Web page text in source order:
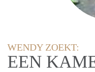
WENDY ZOEKT:
EEN